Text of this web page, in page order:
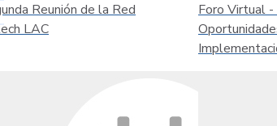
Reunión de la Red
LAC
Foro Virtual